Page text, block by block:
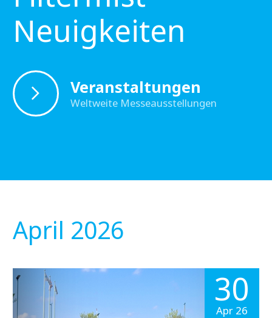
Neuigkeiten
Veranstaltungen
Weltweite Messeausstellungen
April 2026
30
Apr 26